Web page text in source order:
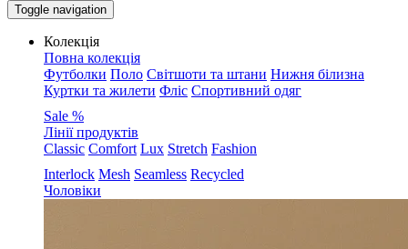
Toggle navigation
Колекція
Повна колекція
Футболки Поло Світшоти та штани Нижня білизна
Куртки та жилети Фліс Спортивний одяг
Sale %
Лінії продуктів
Classic Comfort Lux Stretch Fashion
Interlock Mesh Seamless Recycled
Чоловіки